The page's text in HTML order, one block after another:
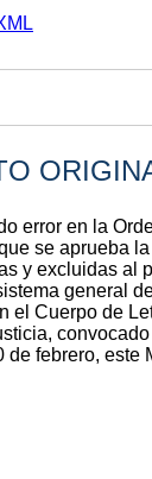
error en la
se aprueba
y excluidas al
general
el Cuerpo de
de febrero, este